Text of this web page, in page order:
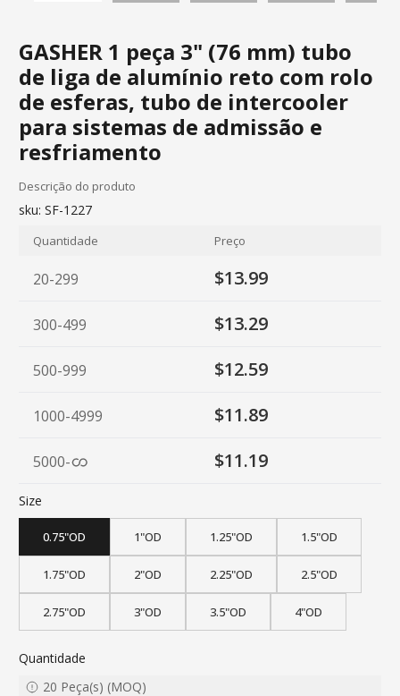
GASHER 1 peça 3" (76 mm) tubo
de liga de alumínio reto com rolo
de esferas, tubo de intercooler
para sistemas de admissão e
resfriamento
Descrição do produto
sku: SF-1227
Quantidade Preço
20-299 $13.99
300-499 $13.29
500-999 $12.59
1000-4999 $11.89
5000- $11.19
Size
0.75"OD 1"OD 1.25"OD 1.5"OD
1.75"OD 2"OD 2.25"OD 2.5"OD
2.75"OD 3"OD 3.5"OD 4"OD
Quantidade
20 Peça(s) (MOQ)